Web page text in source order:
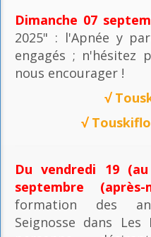
Dimanche 07
2025" : l'Apnée y
engagés ; n'hésitez
nous encourager !
√
√
Du vendredi 19
septembre (après-
formation des
Seignosse dans